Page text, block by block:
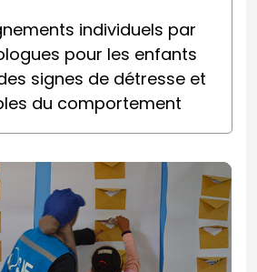
individuels par
pour les enfants
signes de détresse et
du comportement